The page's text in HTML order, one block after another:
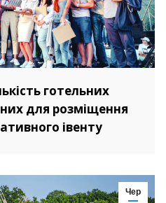
готельних
для розміщення
івенту
Чер